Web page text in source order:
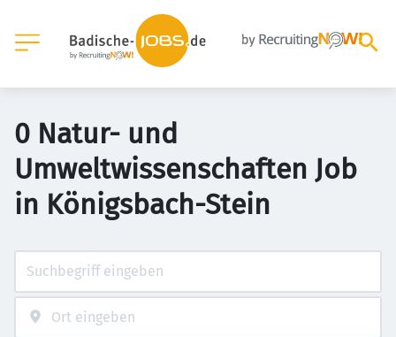
0 Natur- und
Umweltwissenschaften Job
in Königsbach-Stein